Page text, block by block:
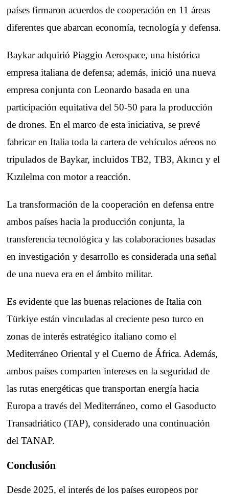
países firmaron acuerdos de cooperación en 11 áreas
diferentes que abarcan economía, tecnología y defensa.
Baykar adquirió Piaggio Aerospace, una histórica
empresa italiana de defensa; además, inició una nueva
empresa conjunta con Leonardo basada en una
participación equitativa del 50-50 para la producción
de drones. En el marco de esta iniciativa, se prevé
fabricar en Italia toda la cartera de vehículos aéreos no
tripulados de Baykar, incluidos TB2, TB3, Akıncı y el
Kızılelma con motor a reacción.
La transformación de la cooperación en defensa entre
ambos países hacia la producción conjunta, la
transferencia tecnológica y las colaboraciones basadas
en investigación y desarrollo es considerada una señal
de una nueva era en el ámbito militar.
Es evidente que las buenas relaciones de Italia con
Türkiye están vinculadas al creciente peso turco en
zonas de interés estratégico italiano como el
Mediterráneo Oriental y el Cuerno de África. Además,
ambos países comparten intereses en la seguridad de
las rutas energéticas que transportan energía hacia
Europa a través del Mediterráneo, como el Gasoducto
Transadriático (TAP), considerado una continuación
del TANAP.
Conclusión
Desde 2025, el interés de los países europeos por